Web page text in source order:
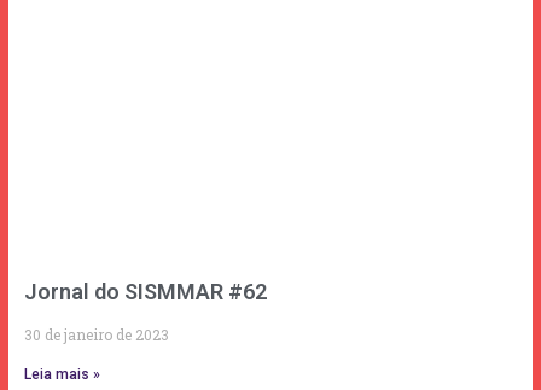
Jornal do SISMMAR #62
30 de janeiro de 2023
Leia mais »